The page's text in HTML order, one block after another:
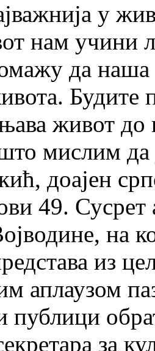
у
нам учини
да
живот до
мислим да
доајен
49.
на
из
аплаузом
публици
за